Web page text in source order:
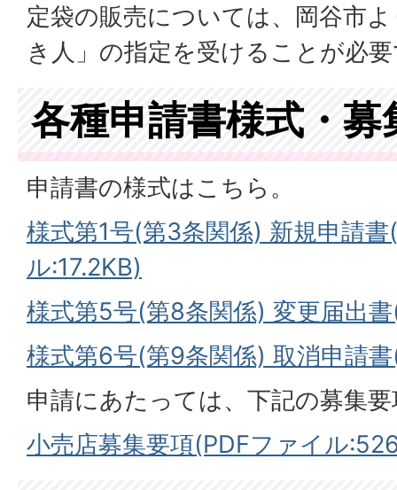
定袋の販売については、岡谷市
き人」の指定を受けることが必
各種申請書様式・募
申請書の様式はこちら。
様式第1号(第3条関係) 新規申請
ル:17.2KB)
様式第5号(第8条関係) 変更届出
様式第6号(第9条関係) 取消申請
申請にあたっては、下記の募集
小売店募集要項(PDFファイル